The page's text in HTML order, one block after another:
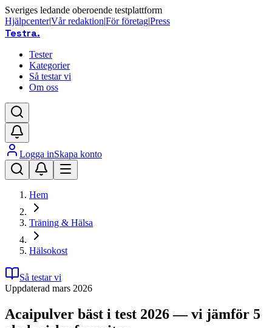
Sveriges ledande oberoende testplattform
Hjälpcenter|Vår redaktion|För företag|Press
Testra.
Tester
Kategorier
Så testar vi
Om oss
Logga inSkapa konto
Hem
Träning & Hälsa
Hälsokost
Så testar vi
Uppdaterad mars 2026
Acaipulver bäst i test 2026 — vi jämför 5